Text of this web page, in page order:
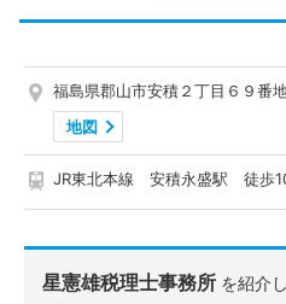
福島県郡山市安積２丁目６９番
地図
JR東北本線 安積永盛駅 徒歩
星憲雄税理士事務所 を紹介